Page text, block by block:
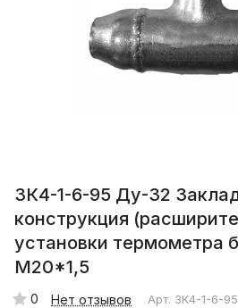
ЗК4-1-6-95 Ду-32
конструкция
установки термометра
M20*1,5
0 Нет отзывов Арт. ЗК4-1-6-